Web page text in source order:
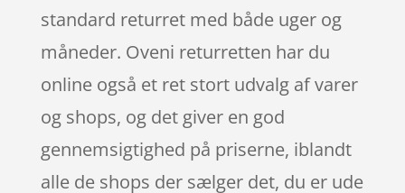
standard returret med både uger og
måneder. Oveni returretten har du
online også et ret stort udvalg af varer
og shops, og det giver en god
gennemsigtighed på priserne, iblandt
alle de shops der sælger det, du er ude